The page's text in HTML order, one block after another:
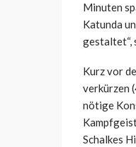
Minuten
Katunda
gestaltet“,
Kurz vor
verkürzen
nötige
Schalkes